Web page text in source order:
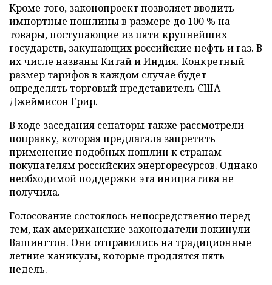
Кроме того, законопроект позволяет вводить
импортные пошлины в размере до 100 % на
товары, поступающие из пяти крупнейших
государств, закупающих российские нефть и газ. В
их числе названы Китай и Индия. Конкретный
размер тарифов в каждом случае будет
определять торговый представитель США
Джеймисон Грир.
В ходе заседания сенаторы также рассмотрели
поправку, которая предлагала запретить
применение подобных пошлин к странам –
покупателям российских энергоресурсов. Однако
необходимой поддержки эта инициатива не
получила.
Голосование состоялось непосредственно перед
тем, как американские законодатели покинули
Вашингтон. Они отправились на традиционные
летние каникулы, которые продлятся пять
недель.